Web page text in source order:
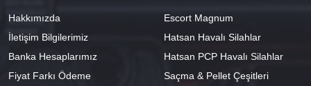
Hakkımızda
İletişim Bilgilerimiz
Banka Hesaplarımız
Fiyat Farkı Ödeme
Escort Magnum
Hatsan Havalı Silahlar
Hatsan PCP Havalı Silahlar
Saçma & Pellet Çeşitleri